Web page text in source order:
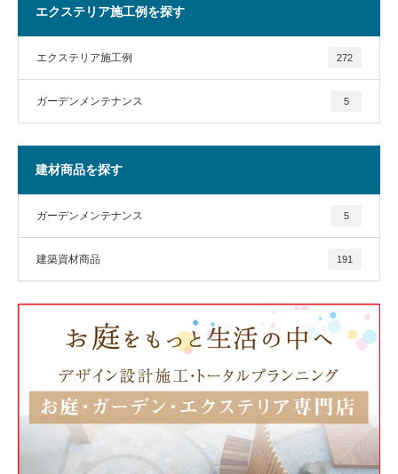
エクステリア施工例を探す
エクステリア施工例 272
ガーデンメンテナンス 5
建材商品を探す
ガーデンメンテナンス 5
建築資材商品 191